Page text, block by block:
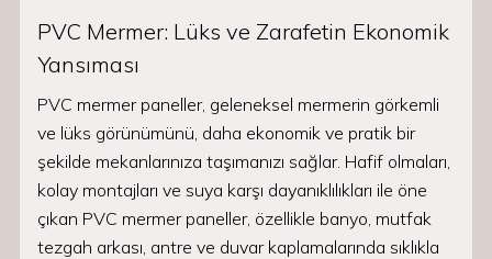
PVC Mermer: Lüks ve Zarafetin Ekonomik
Yansıması
PVC mermer paneller, geleneksel mermerin görkemli
ve lüks görünümünü, daha ekonomik ve pratik bir
şekilde mekanlarınıza taşımanızı sağlar. Hafif olmaları,
kolay montajları ve suya karşı dayanıklılıkları ile öne
çıkan PVC mermer paneller, özellikle banyo, mutfak
tezgah arkası, antre ve duvar kaplamalarında sıklıkla